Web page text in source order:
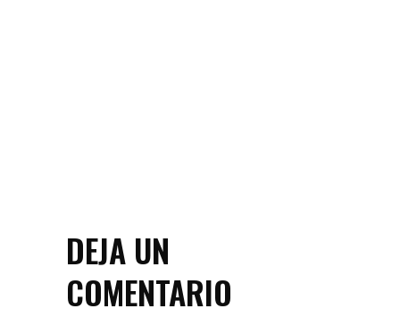
DEJA UN
COMENTARIO